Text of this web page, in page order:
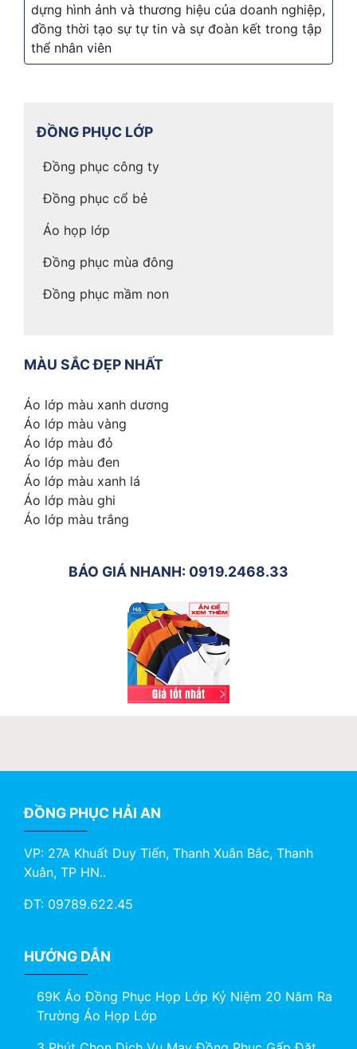
dựng hình ảnh và thương hiệu của doanh nghiệp,
đồng thời tạo sự tự tin và sự đoàn kết trong tập
thể nhân viên
ĐỒNG PHỤC LỚP
Đồng phục công ty
Đồng phục cổ bẻ
Áo họp lớp
Đồng phục mùa đông
Đồng phục mầm non
MÀU SẮC ĐẸP NHẤT
Áo lớp màu xanh dương
Áo lớp màu vàng
Áo lớp màu đỏ
Áo lớp màu đen
Áo lớp màu xanh lá
Áo lớp màu ghi
Áo lớp màu trắng
BÁO GIÁ NHANH: 0919.2468.33
ĐỒNG PHỤC HẢI AN
VP: 27A Khuất Duy Tiến, Thanh Xuân Bắc, Thanh
Xuân, TP HN..
ĐT: 09789.622.45
HƯỚNG DẪN
69K Áo Đồng Phục Họp Lớp Kỷ Niệm 20 Năm Ra
Trường Áo Họp Lớp